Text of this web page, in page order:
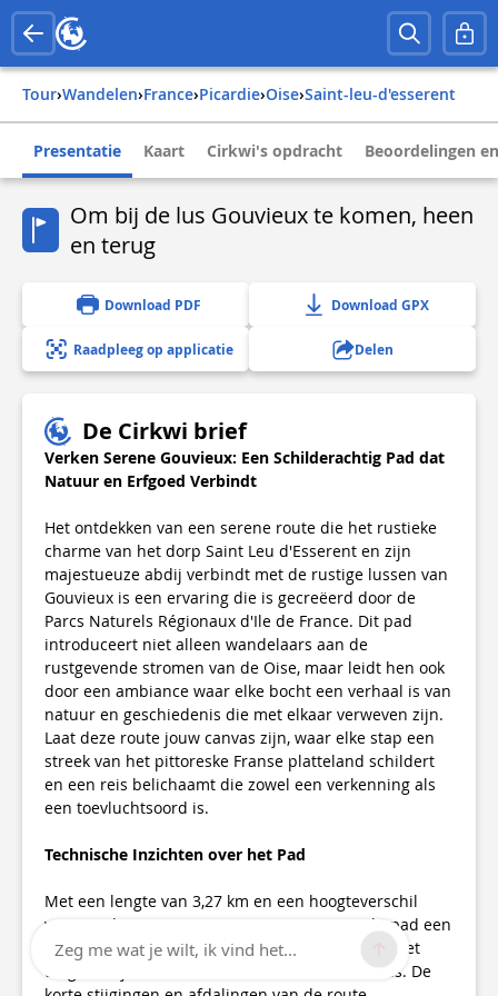
Tour› Wandelen› france› picardie› oise› saint-leu-d'esserent
Presentatie Kaart Cirkwi's opdracht Beoordelingen
Om bij de lus Gouvieux te komen, heen
en terug
Download PDF Download GPX
Raadpleeg op applicatie Delen
De Cirkwi brief
Verken Serene Gouvieux: Een Schilderachtig Pad dat
Natuur en Erfgoed Verbindt
Het ontdekken van een serene route die het rustieke
charme van het dorp Saint Leu d'Esserent en zijn
majestueuze abdij verbindt met de rustige lussen van
Gouvieux is een ervaring die is gecreëerd door de
Parcs Naturels Régionaux d'Ile de France. Dit pad
introduceert niet alleen wandelaars aan de
rustgevende stromen van de Oise, maar leidt hen ook
door een ambiance waar elke bocht een verhaal is van
natuur en geschiedenis die met elkaar verweven zijn.
Laat deze route jouw canvas zijn, waar elke stap een
streek van het pittoreske Franse platteland schildert
en een reis belichaamt die zowel een verkenning als
een toevluchtsoord is.
Technische Inzichten over het Pad
Met een lengte van 3,27 km en een hoogteverschil
variërend van 25 tot 31 meter, presenteert dit pad een
subtiele stijging van 26 tot 27 meter, waardoor het
toegankelijk is voor wandelaars van alle niveaus. De
Zeg me wat je wilt, ik vind het...